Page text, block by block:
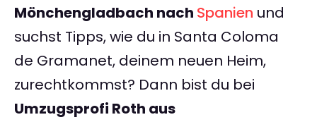
Mönchengladbach nach Spanien und
suchst Tipps, wie du in Santa Coloma
de Gramanet, deinem neuen Heim,
zurechtkommst? Dann bist du bei
Umzugsprofi Roth aus